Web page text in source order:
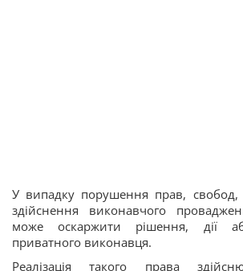
У випадку порушення прав, свобод,
здійснення виконавчого
може оскаржити рішення, дії
приватного виконавця.
Реалізація такого права